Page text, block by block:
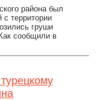
района был
территории
груши
сообщили в